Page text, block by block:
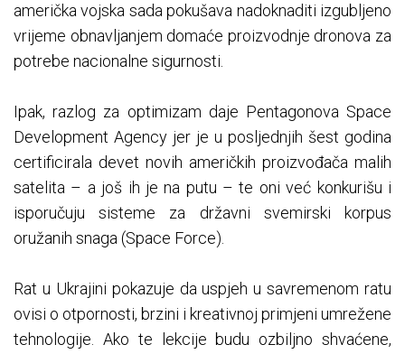
američka vojska sada pokušava nadoknaditi izgubljeno
vrijeme obnavljanjem domaće proizvodnje dronova za
potrebe nacionalne sigurnosti.
Ipak, razlog za optimizam daje Pentagonova Space
Development Agency jer je u posljednjih šest godina
certificirala devet novih američkih proizvođača malih
satelita – a još ih je na putu – te oni već konkurišu i
isporučuju sisteme za državni svemirski korpus
oružanih snaga (Space Force).
Rat u Ukrajini pokazuje da uspjeh u savremenom ratu
ovisi o otpornosti, brzini i kreativnoj primjeni umrežene
tehnologije. Ako te lekcije budu ozbiljno shvaćene,